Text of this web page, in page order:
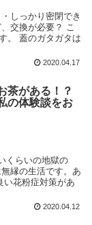
しっかり密閉でき
交換が必要？ こ
。 蓋のガタガタは
2020.04.17
茶がある！？
の体験談をお
くらいの地獄の
縁の生活です。あ
い花粉症対策があ
2020.04.12